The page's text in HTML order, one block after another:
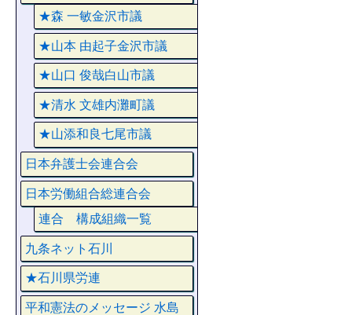
★森 一敏金沢市議
★山本 由起子金沢市議
★山口 俊哉白山市議
★清水 文雄内灘町議
★山添和良七尾市議
日本弁護士会連合会
日本労働組合総連合会
連合 構成組織一覧
九条ネット石川
★石川県労連
平和憲法のメッセージ 水島